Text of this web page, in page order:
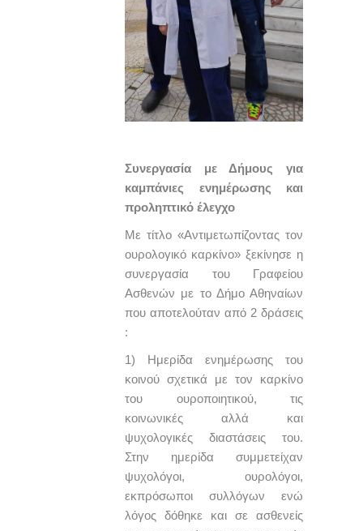
Συνεργασία με Δήμους για
καμπάνιες ενημέρωσης και
προληπτικό έλεγχο
Με τίτλο «Αντιμετωπίζοντας τον
ουρολογικό καρκίνο» ξεκίνησε η
συνεργασία του Γραφείου
Ασθενών με το Δήμο Αθηναίων
που αποτελούταν από 2 δράσεις
:
1) Ημερίδα ενημέρωσης του
κοινού σχετικά με τον καρκίνο
του ουροποιητικού, τις
κοινωνικές αλλά και
ψυχολογικές διαστάσεις του.
Στην ημερίδα συμμετείχαν
ψυχολόγοι, ουρολόγοι,
εκπρόσωποι συλλόγων ενώ
λόγος δόθηκε και σε ασθενείς